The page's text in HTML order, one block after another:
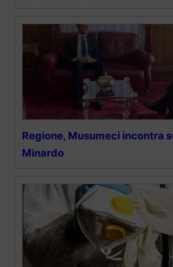
Regione, Musumeci incontra
Minardo